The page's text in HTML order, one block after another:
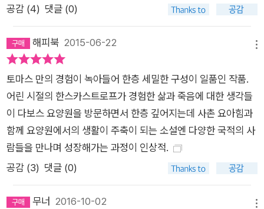
며 주목받는다. 삶과 이토록 동 떨어진 공간이 또 있을까! 그런데
토마스 만은 이 공간을 통해 도리어 살아있다는 것에 대한 환희와
기쁨을 상기시킨다. 무려 한 세기 전에 출간된 이 작품은 시대를
초월해 여전히 우리에게 인류 보편의 가치, 산다는 것의 진정한
가치에 대한 깊은 명상의 계기가 되어 준다.
공감 (4) 댓글 (0)
해피북 2015-06-22
토마스 만의 경험이 녹아들어 한층 세밀한 구성이 일품인 작품.
어린 시절의 한스카스트로프가 경험한 삶과 죽음에 대한 생각들
이 다보스 요양원을 방문하면서 한층 깊어지는데 사촌 요아힘과
함께 요양원에서의 생활이 주축이 되는 소설엔 다양한 국적의 사
람들을 만나며 성장해가는 과정이 인상적.
공감 (3) 댓글 (0)
무너 2016-10-02